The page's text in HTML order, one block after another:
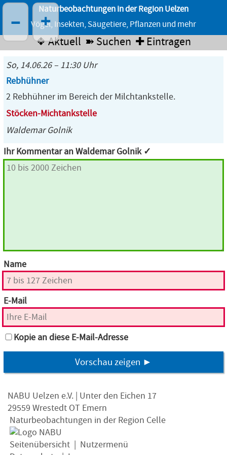
Naturbeobachtungen in der Region Uelzen
Vögel, Insekten, Säugetiere, Pflanzen und mehr
❖ Aktuell ➽ Suchen ✚ Eintragen
So, 14.06.26 – 11:30 Uhr
Rebhühner
2 Rebhühner im Bereich der Milchtankstelle.
Stöcken-Michtankstelle
Waldemar Golnik
Ihr Kommentar an Waldemar Golnik ✓
Name
E-Mail
Kopie an diese E-Mail-Adresse
Vorschau zeigen ►
NABU Uelzen e.V. | Unter den Eichen 17
29559 Wrestedt OT Emern
Naturbeobachtungen in der Region Celle
Seitenübersicht
Nutzermenü
– +